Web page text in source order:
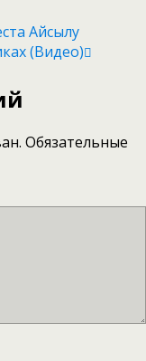
Айсылу
(Видео)
Обязательные